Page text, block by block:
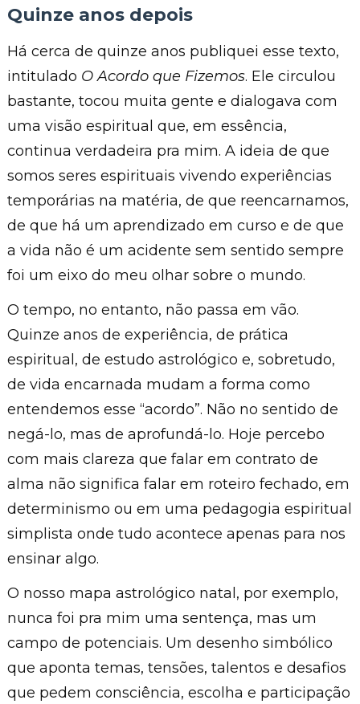
Quinze anos depois
Há cerca de quinze anos publiquei esse texto,
intitulado O Acordo que Fizemos. Ele circulou
bastante, tocou muita gente e dialogava com
uma visão espiritual que, em essência,
continua verdadeira pra mim. A ideia de que
somos seres espirituais vivendo experiências
temporárias na matéria, de que reencarnamos,
de que há um aprendizado em curso e de que
a vida não é um acidente sem sentido sempre
foi um eixo do meu olhar sobre o mundo.
O tempo, no entanto, não passa em vão.
Quinze anos de experiência, de prática
espiritual, de estudo astrológico e, sobretudo,
de vida encarnada mudam a forma como
entendemos esse “acordo”. Não no sentido de
negá-lo, mas de aprofundá-lo. Hoje percebo
com mais clareza que falar em contrato de
alma não significa falar em roteiro fechado, em
determinismo ou em uma pedagogia espiritual
simplista onde tudo acontece apenas para nos
ensinar algo.
O nosso mapa astrológico natal, por exemplo,
nunca foi pra mim uma sentença, mas um
campo de potenciais. Um desenho simbólico
que aponta temas, tensões, talentos e desafios
que pedem consciência, escolha e participação